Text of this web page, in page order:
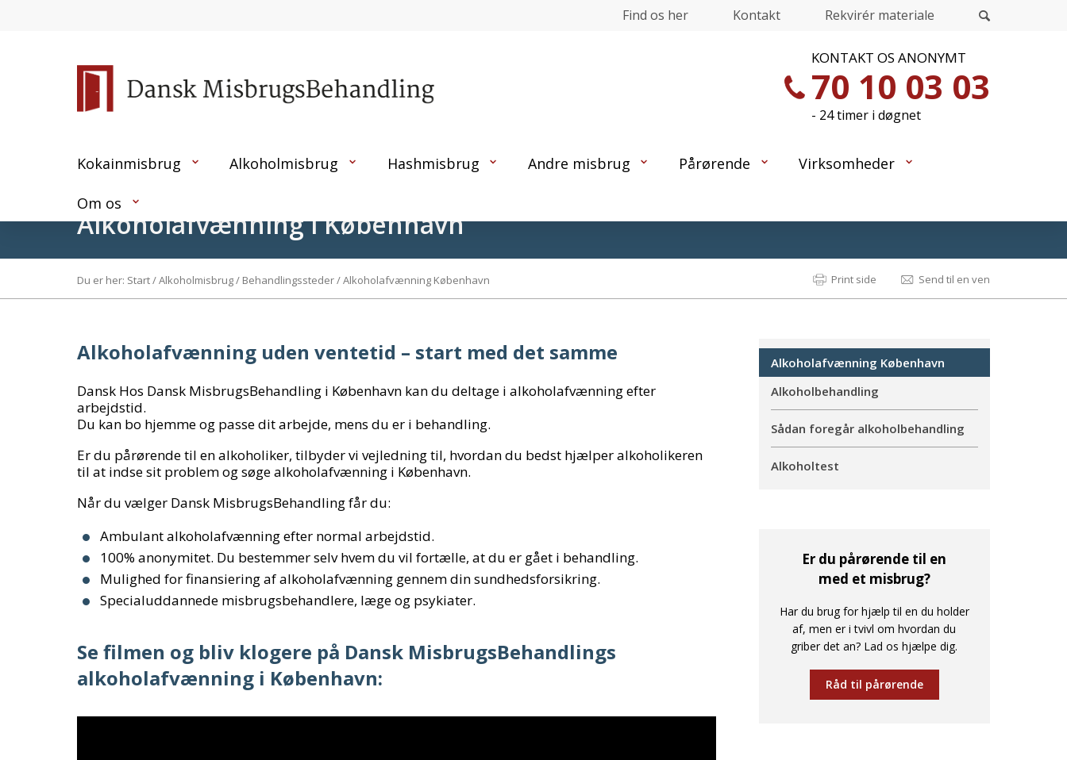
Find os her Kontakt Rekvirér materiale
KONTAKT OS ANONYMT
70 10 03 03
- 24 timer i døgnet
Kokainmisbrug Alkoholmisbrug Hashmisbrug Andre misbrug Pårørende Virksomheder
Om os
Alkoholafvænning i København
Du er her: Start/Alkoholmisbrug/ Behandlingssteder/Alkoholafvænning København Print side Send til en ven
Alkoholafvænning uden ventetid – start med det samme
Dansk Hos Dansk MisbrugsBehandling i København kan du deltage i alkoholafvænning efter
arbejdstid.
Du kan bo hjemme og passe dit arbejde, mens du er i behandling.
Er du pårørende til en alkoholiker, tilbyder vi vejledning til, hvordan du bedst hjælper alkoholikeren
til at indse sit problem og søge alkoholafvænning i København.
Når du vælger Dansk MisbrugsBehandling får du:
Ambulant alkoholafvænning efter normal arbejdstid.
100% anonymitet. Du bestemmer selv hvem du vil fortælle, at du er gået i behandling.
Mulighed for finansiering af alkoholafvænning gennem din sundhedsforsikring.
Specialuddannede misbrugsbehandlere, læge og psykiater.
Se filmen og bliv klogere på Dansk MisbrugsBehandlings
alkoholafvænning i København:
Alkoholafvænning København
Alkoholbehandling
Sådan foregår alkoholbehandling
Alkoholtest
Er du pårørende til en
med et misbrug?
Har du brug for hjælp til en du holder
af, men er i tvivl om hvordan du
griber det an? Lad os hjælpe dig.
Råd til pårørende